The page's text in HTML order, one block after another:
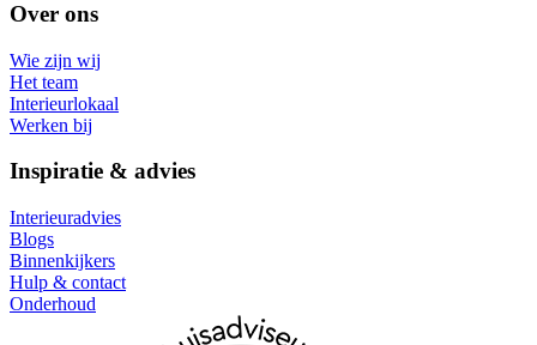
Over ons
Wie zijn wij
Het team
Interieurlokaal
Werken bij
Inspiratie & advies
Interieuradvies
Blogs
Binnenkijkers
Hulp & contact
Onderhoud